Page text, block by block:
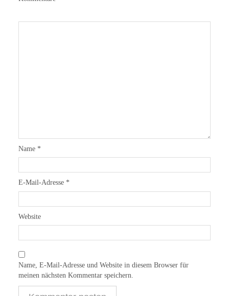
Name *
E-Mail-Adresse *
Website
Name, E-Mail-Adresse und Website in diesem Browser für
meinen nächsten Kommentar speichern.